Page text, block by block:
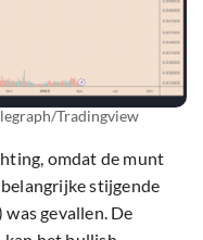
Tradingview
omdat de munt
stijgende
gevallen. De